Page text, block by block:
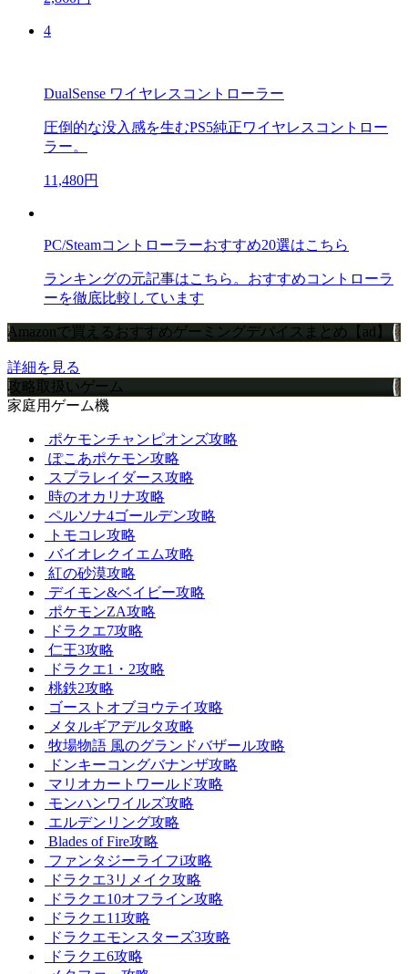
4
DualSense ワイヤレスコントローラー
圧倒的な没入感を生むPS5純正ワイヤレスコントロー
ラー。
11,480円
PC/Steamコントローラーおすすめ20選はこちら
ランキングの元記事はこちら。おすすめコントローラ
ーを徹底比較しています
Amazonで買えるおすすめゲーミングデバイスまとめ【ad】
詳細を見る
攻略取扱いゲーム
家庭用ゲーム機
ポケモンチャンピオンズ攻略
ぽこあポケモン攻略
スプラレイダース攻略
時のオカリナ攻略
ペルソナ4ゴールデン攻略
トモコレ攻略
バイオレクイエム攻略
紅の砂漠攻略
デイモン&ベイビー攻略
ポケモンZA攻略
ドラクエ7攻略
仁王3攻略
ドラクエ1・2攻略
桃鉄2攻略
ゴーストオブヨウテイ攻略
メタルギアデルタ攻略
牧場物語 風のグランドバザール攻略
ドンキーコングバナンザ攻略
マリオカートワールド攻略
モンハンワイルズ攻略
エルデンリング攻略
Blades of Fire攻略
ファンタジーライフi攻略
ドラクエ3リメイク攻略
ドラクエ10オフライン攻略
ドラクエ11攻略
ドラクエモンスターズ3攻略
ドラクエ6攻略